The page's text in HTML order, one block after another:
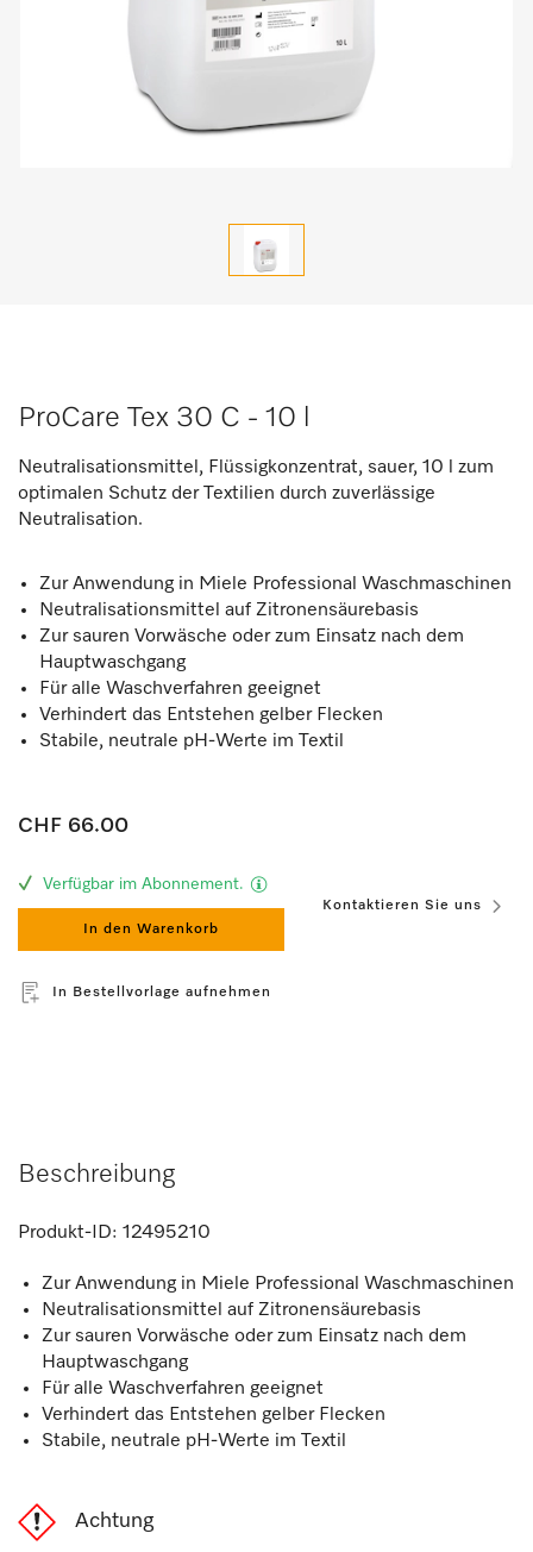
ProCare Tex 30 C - 10 l
Neutralisationsmittel, Flüssigkonzentrat, sauer, 10 l zum
optimalen Schutz der Textilien durch zuverlässige
Neutralisation.
Zur Anwendung in Miele Professional Waschmaschinen
Neutralisationsmittel auf Zitronensäurebasis
Zur sauren Vorwäsche oder zum Einsatz nach dem
Hauptwaschgang
Für alle Waschverfahren geeignet
Verhindert das Entstehen gelber Flecken
Stabile, neutrale pH-Werte im Textil
CHF 66.00
Verfügbar im Abonnement.
In den Warenkorb
Kontaktieren Sie uns
In Bestellvorlage aufnehmen
Beschreibung
Produkt-ID: 12495210
Zur Anwendung in Miele Professional Waschmaschinen
Neutralisationsmittel auf Zitronensäurebasis
Zur sauren Vorwäsche oder zum Einsatz nach dem
Hauptwaschgang
Für alle Waschverfahren geeignet
Verhindert das Entstehen gelber Flecken
Stabile, neutrale pH-Werte im Textil
Achtung